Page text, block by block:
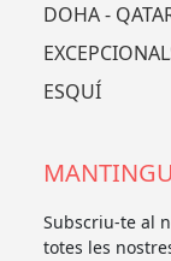
DOHA -
ESQUÍ
Subscriu-te al
totes les